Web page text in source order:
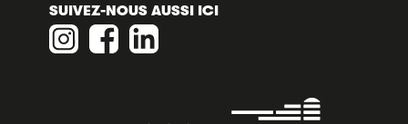
SUIVEZ-NOUS AUSSI ICI